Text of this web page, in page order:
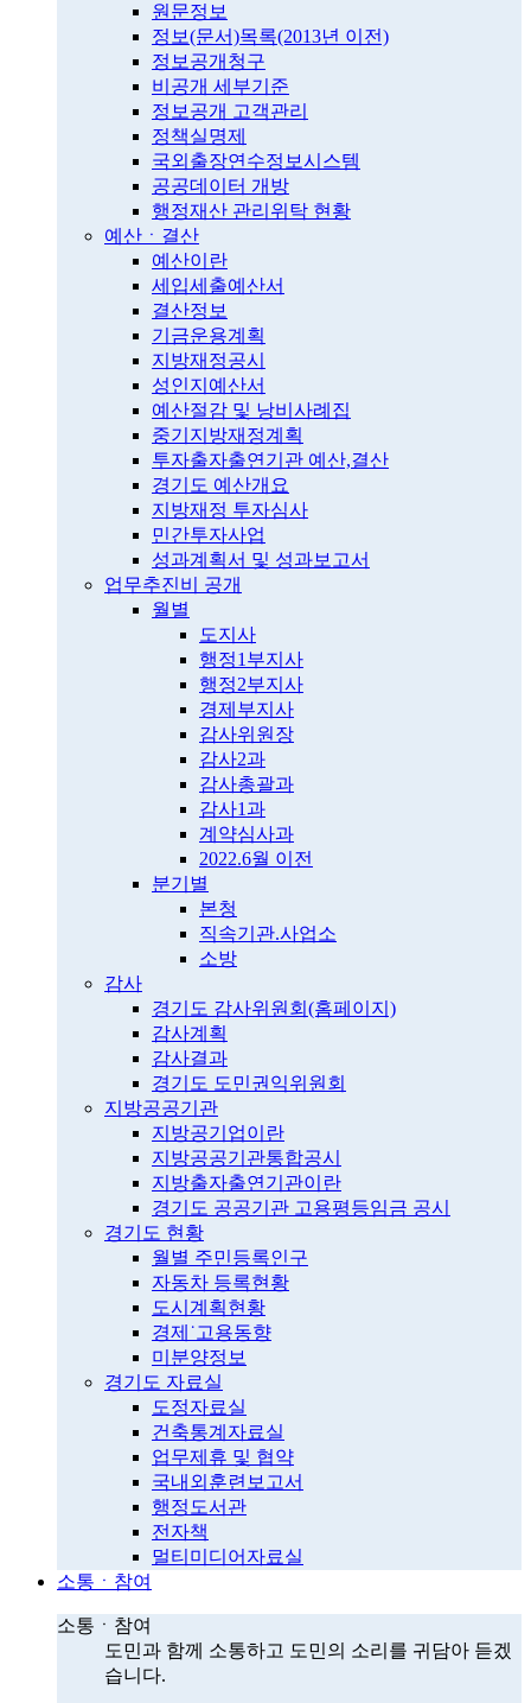
원문정보
정보(문서)목록(2013년 이전)
정보공개청구
비공개 세부기준
정보공개 고객관리
정책실명제
국외출장연수정보시스템
공공데이터 개방
행정재산 관리위탁 현황
예산ㆍ결산
예산이란
세입세출예산서
결산정보
기금운용계획
지방재정공시
성인지예산서
예산절감 및 낭비사례집
중기지방재정계획
투자출자출연기관 예산,결산
경기도 예산개요
지방재정 투자심사
민간투자사업
성과계획서 및 성과보고서
업무추진비 공개
월별
도지사
행정1부지사
행정2부지사
경제부지사
감사위원장
감사2과
감사총괄과
감사1과
계약심사과
2022.6월 이전
분기별
본청
직속기관.사업소
소방
감사
경기도 감사위원회(홈페이지)
감사계획
감사결과
경기도 도민권익위원회
지방공공기관
지방공기업이란
지방공공기관통합공시
지방출자출연기관이란
경기도 공공기관 고용평등임금 공시
경기도 현황
월별 주민등록인구
자동차 등록현황
도시계획현황
경제˙고용동향
미분양정보
경기도 자료실
도정자료실
건축통계자료실
업무제휴 및 협약
국내외훈련보고서
행정도서관
전자책
멀티미디어자료실
소통ㆍ참여
소통ㆍ참여
도민과 함께 소통하고 도민의 소리를 귀담아 듣겠
습니다.